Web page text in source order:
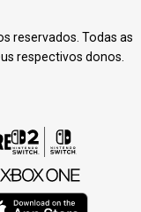
reservados. Todas as
respectivos donos.